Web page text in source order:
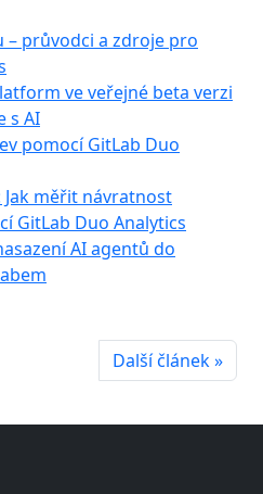
– průvodci a zdroje pro
ve veřejné beta verzi
s AI
pomocí GitLab Duo
měřit návratnost
GitLab Duo Analytics
AI agentů do
Další článek »